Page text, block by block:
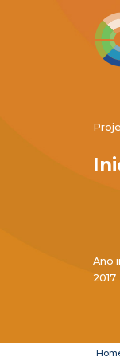
Ano
2017